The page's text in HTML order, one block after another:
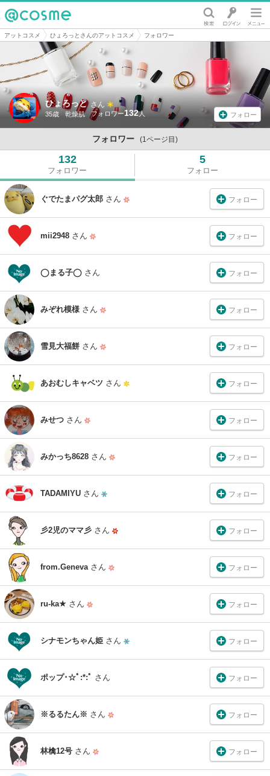
@cosme
アットコスメ ひょろっとさんのアットコスメ フォロワー
ひょろっと さん
35歳 乾燥肌 132 フォロー
フォロワー (1ページ目)
132
フォロワー
5
フォロー
ぐでたまパグ太郎 さん フォロー
mii2948 さん フォロー
◯まる子◯ さん フォロー
みぞれ模様 さん フォロー
雪見大福餅 さん フォロー
あおむしキャベツ さん フォロー
みせつ さん フォロー
みかっち8628 さん フォロー
TADAMIYU さん フォロー
彡2児のママ彡 さん フォロー
from.Geneva さん フォロー
ru-ka★ さん フォロー
シナモンちゃん姫 さん フォロー
ポップ･☆ﾟ:*:ﾟ さん フォロー
※るるたん※ さん フォロー
林檎12号 さん フォロー